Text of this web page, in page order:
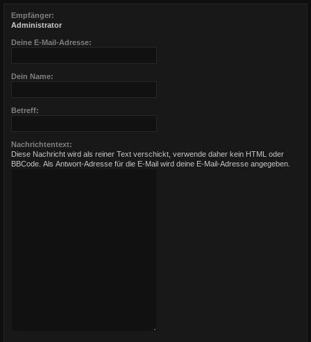
Empfänger:
Administrator
Deine E-Mail-Adresse:
Dein Name:
Betreff:
Nachrichtentext:
Diese Nachricht wird als reiner Text verschickt, verwende daher kein HTML oder
BBCode. Als Antwort-Adresse für die E-Mail wird deine E-Mail-Adresse angegeben.